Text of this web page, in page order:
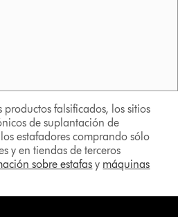
productos falsificados, los sitios
de suplantación de
estafadores comprando sólo
y en tiendas de terceros
sobre estafas y máquinas